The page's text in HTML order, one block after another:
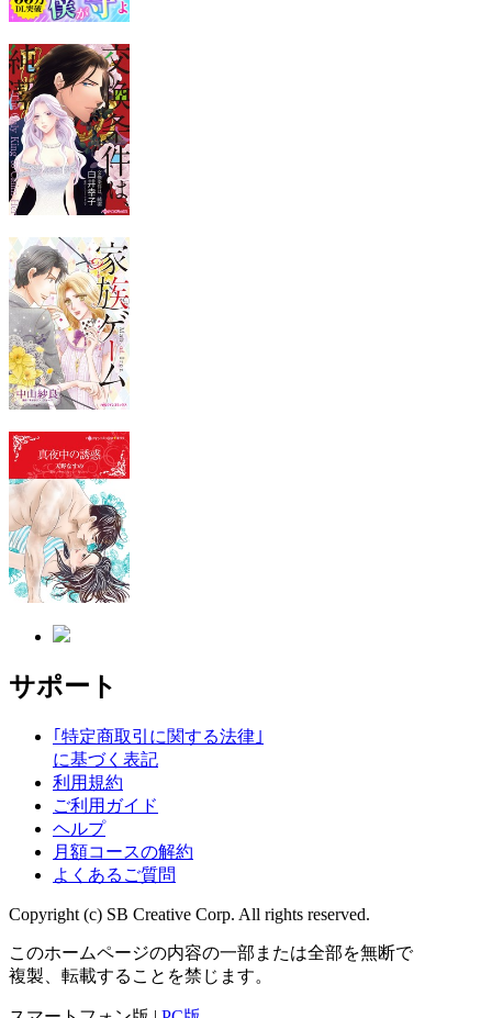
サポート
｢特定商取引に関する法律｣
に基づく表記
利用規約
ご利用ガイド
ヘルプ
月額コースの解約
よくあるご質問
Copyright (c) SB Creative Corp. All rights reserved.
このホームページの内容の一部または全部を無断で
複製、転載することを禁じます。